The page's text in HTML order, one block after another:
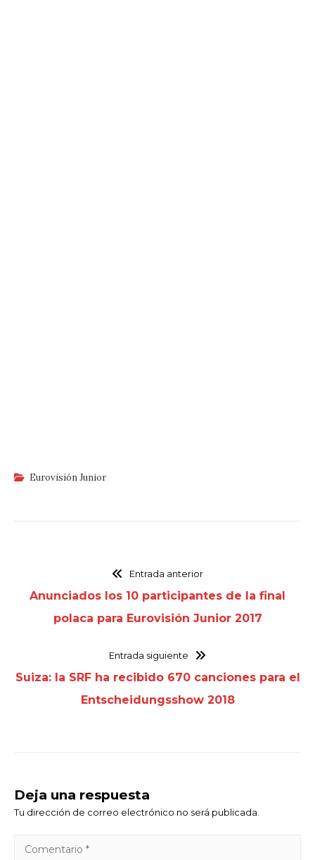
Eurovisión Junior
Entrada anterior
Anunciados los 10 participantes de la final
polaca para Eurovisión Junior 2017
Entrada siguiente
Suiza: la SRF ha recibido 670 canciones para el
Entscheidungsshow 2018
Deja una respuesta
Tu dirección de correo electrónico no será publicada.